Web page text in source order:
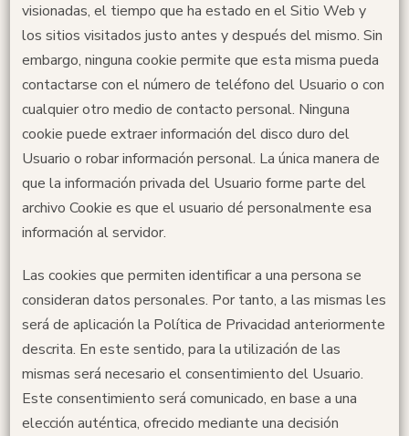
visionadas, el tiempo que ha estado en el Sitio Web y
los sitios visitados justo antes y después del mismo. Sin
embargo, ninguna cookie permite que esta misma pueda
contactarse con el número de teléfono del Usuario o con
cualquier otro medio de contacto personal. Ninguna
cookie puede extraer información del disco duro del
Usuario o robar información personal. La única manera de
que la información privada del Usuario forme parte del
archivo Cookie es que el usuario dé personalmente esa
información al servidor.
Las cookies que permiten identificar a una persona se
consideran datos personales. Por tanto, a las mismas les
será de aplicación la Política de Privacidad anteriormente
descrita. En este sentido, para la utilización de las
mismas será necesario el consentimiento del Usuario.
Este consentimiento será comunicado, en base a una
elección auténtica, ofrecido mediante una decisión